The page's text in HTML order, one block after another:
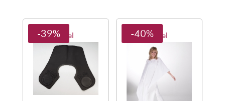
Sibel
-39% Sibel
-40%